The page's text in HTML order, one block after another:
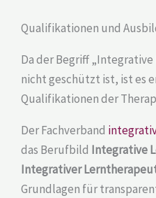
Qualifikationen und
Da der Begriff
nicht geschützt ist, ist es
Qualifikationen der
Der Fachverband
das Berufbild Integrative
Integrativer
Grundlagen für